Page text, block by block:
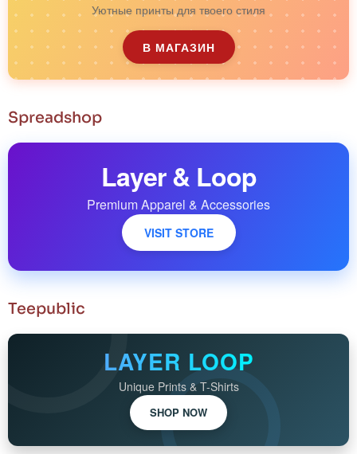
Уютные принты для твоего стиля
В МАГАЗИН
Spreadshop
Layer & Loop
Premium Apparel & Accessories
VISIT STORE
Teepublic
LAYER LOOP
Unique Prints & T-Shirts
SHOP NOW